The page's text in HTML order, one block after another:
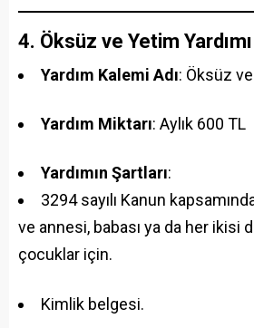
4. Öksüz ve Yetim Yardımı
Yardım Kalemi Adı: Öksüz ve
Yardım Miktarı: Aylık 600 TL
Yardımın Şartları:
3294 sayılı Kanun
ve annesi, babası ya da her ikisi
çocuklar için.
Kimlik belgesi.